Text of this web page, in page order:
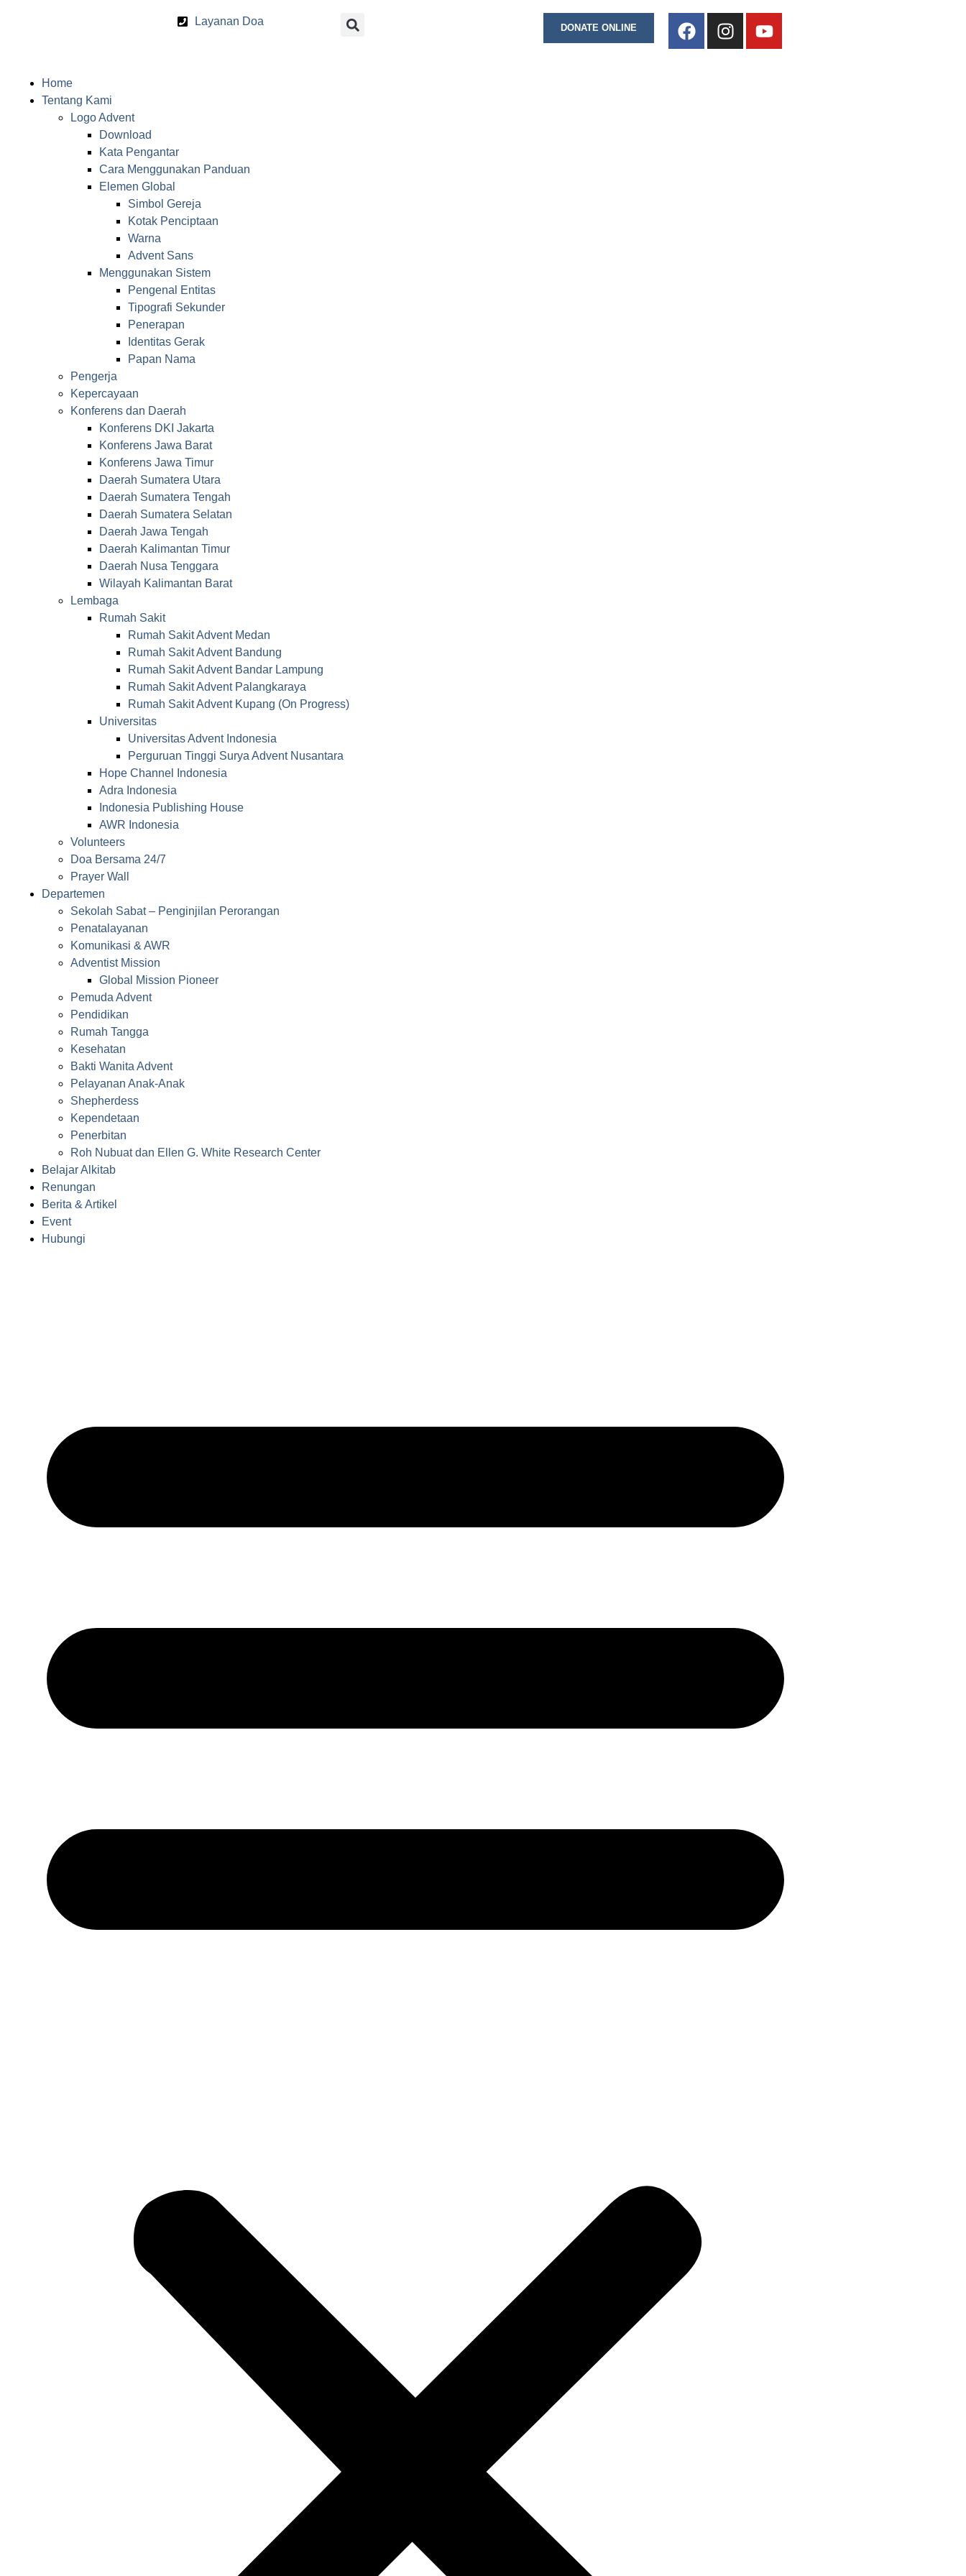
Layanan Doa
DONATE ONLINE
Home
Tentang Kami
Logo Advent
Download
Kata Pengantar
Cara Menggunakan Panduan
Elemen Global
Simbol Gereja
Kotak Penciptaan
Warna
Advent Sans
Menggunakan Sistem
Pengenal Entitas
Tipografi Sekunder
Penerapan
Identitas Gerak
Papan Nama
Pengerja
Kepercayaan
Konferens dan Daerah
Konferens DKI Jakarta
Konferens Jawa Barat
Konferens Jawa Timur
Daerah Sumatera Utara
Daerah Sumatera Tengah
Daerah Sumatera Selatan
Daerah Jawa Tengah
Daerah Kalimantan Timur
Daerah Nusa Tenggara
Wilayah Kalimantan Barat
Lembaga
Rumah Sakit
Rumah Sakit Advent Medan
Rumah Sakit Advent Bandung
Rumah Sakit Advent Bandar Lampung
Rumah Sakit Advent Palangkaraya
Rumah Sakit Advent Kupang (On Progress)
Universitas
Universitas Advent Indonesia
Perguruan Tinggi Surya Advent Nusantara
Hope Channel Indonesia
Adra Indonesia
Indonesia Publishing House
AWR Indonesia
Volunteers
Doa Bersama 24/7
Prayer Wall
Departemen
Sekolah Sabat – Penginjilan Perorangan
Penatalayanan
Komunikasi & AWR
Adventist Mission
Global Mission Pioneer
Pemuda Advent
Pendidikan
Rumah Tangga
Kesehatan
Bakti Wanita Advent
Pelayanan Anak-Anak
Shepherdess
Kependetaan
Penerbitan
Roh Nubuat dan Ellen G. White Research Center
Belajar Alkitab
Renungan
Berita & Artikel
Event
Hubungi